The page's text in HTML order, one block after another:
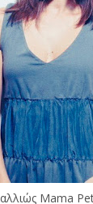
Mama